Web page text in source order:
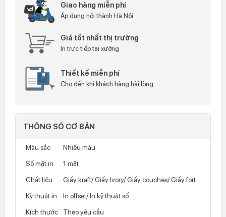
Giao hàng miễn phí
Áp dụng nội thành Hà Nội
Giá tốt nhất thị trường
In trực tiếp tại xưởng
Thiết kế miễn phí
Cho đến khi khách hàng hài lòng
THÔNG SỐ CƠ BẢN
Màu sắc
Nhiều màu
Số mặt in
1 mặt
Chất liệu
Giấy kraft/ Giấy Ivory/ Giấy couches/ Giấy fort
Kỹ thuật in
In offset/ In kỹ thuật số
Kích thước
Theo yêu cầu